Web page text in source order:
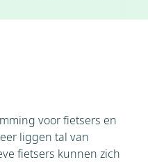
voor fietsers en
liggen tal van
fietsers kunnen zich